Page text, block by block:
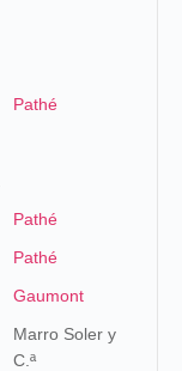
Pathé
Pathé
Pathé
Gaumont
Marro Soler y
C.ª